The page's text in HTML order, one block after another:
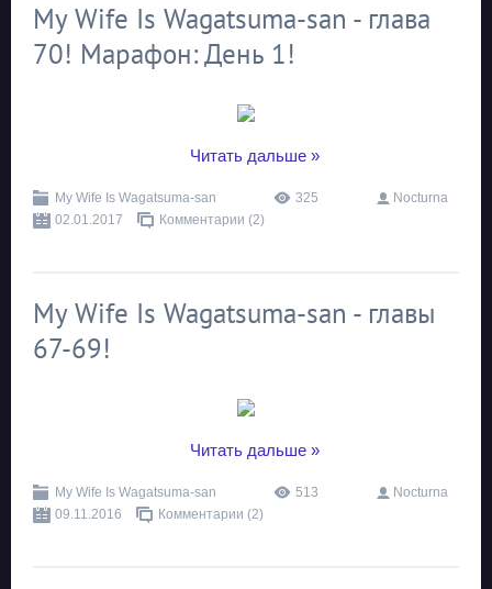
My Wife Is Wagatsuma-san - глава
70! Марафон: День 1!
Читать дальше »
My Wife Is Wagatsuma-san 325
Nocturna
02.01.2017
Комментарии (2)
My Wife Is Wagatsuma-san - главы
67-69!
Читать дальше »
My Wife Is Wagatsuma-san 513
Nocturna
09.11.2016
Комментарии (2)